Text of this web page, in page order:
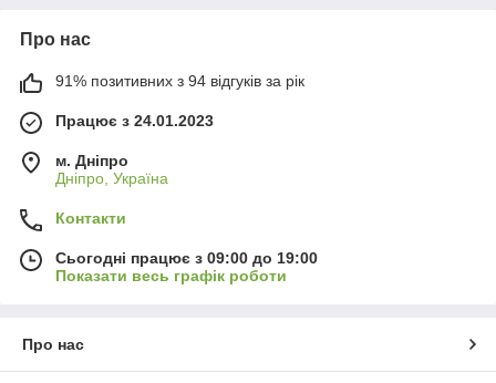
Про нас
91% позитивних з 94 відгуків за рік
Працює з 24.01.2023
м. Дніпро
Дніпро, Україна
Контакти
Сьогодні працює з 09:00 до 19:00
Показати весь графік роботи
Про нас